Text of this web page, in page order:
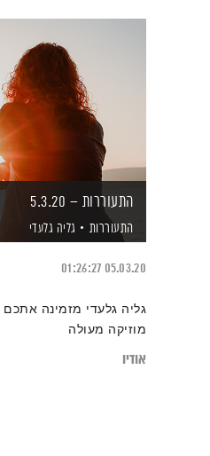
התעוררות – 5.3.20
התעוררות גליה גלעדי
05.03.20
01:26:27
גליה גלעדי מזמינה
מוזיקה מעולה
אודיו